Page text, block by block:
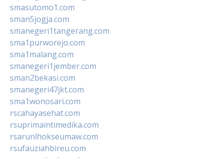
smasutomo1.com
sman5jogja.com
smanegeri1tangerang.com
sma1purworejo.com
sma1malang.com
smanegeri1jember.com
sman2bekasi.com
smanegeri47jkt.com
sma1wonosari.com
rscahayasehat.com
rsuprimaintimedika.com
rsarunlhokseumaw.com
rsufauziahbireu.com